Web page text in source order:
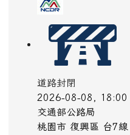
道路封閉
2026-08-08, 18:00
交通部公路局
桃園市 復興區 台7